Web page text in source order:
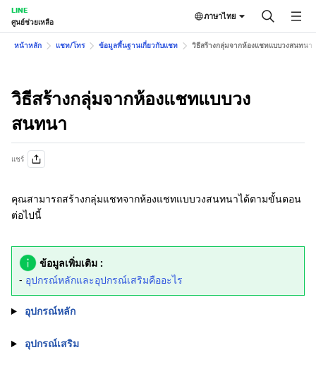
LINE
ศูนย์ช่วยเหลือ
ภาษาไทย
หน้าหลัก แชท/โทร ข้อมูลพื้นฐานเกี่ยวกับแชท วิธีสร้างกลุ่มจากห้องแชทแบบวงสนทนา
วิธีสร้างกลุ่มจากห้องแชทแบบวง
สนทนา
แชร์
คุณสามารถสร้างกลุ่มแชทจากห้องแชทแบบวงสนทนาได้ตามขั้นตอน
ต่อไปนี้
ข้อมูลเพิ่มเติม :
- อุปกรณ์หลักและอุปกรณ์เสริมคืออะไร
อุปกรณ์หลัก
อุปกรณ์เสริม